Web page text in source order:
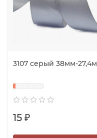
3107 серый 38мм-27,4м
15 ₽